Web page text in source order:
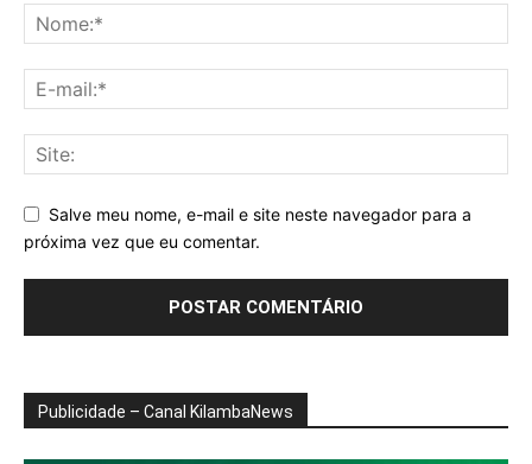
Salve meu nome, e-mail e site neste navegador para a
próxima vez que eu comentar.
Publicidade – Canal KilambaNews